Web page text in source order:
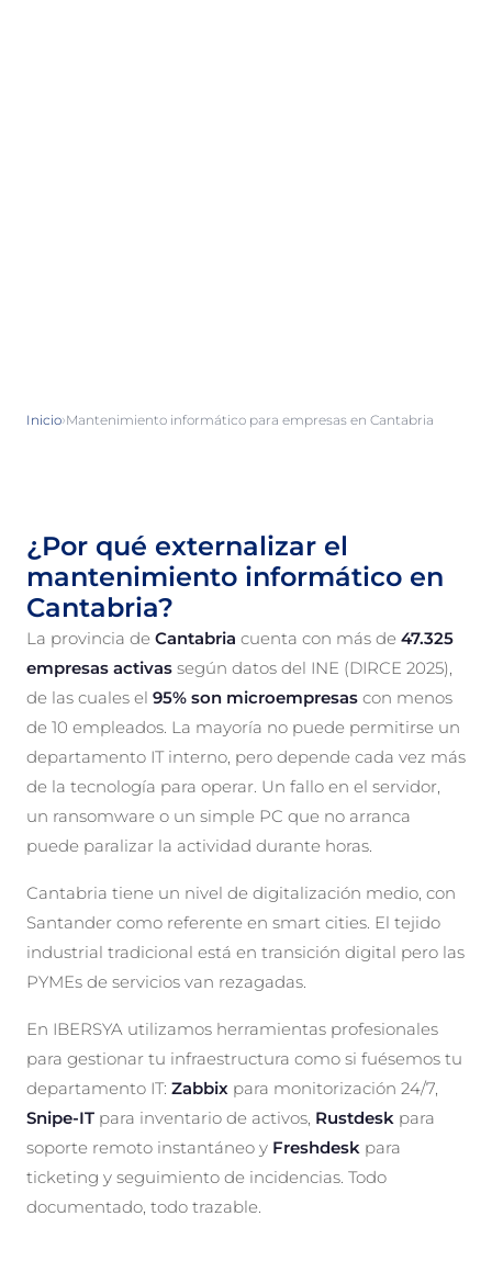
Inicio›Mantenimiento informático para empresas en Cantabria
¿Por qué externalizar el
mantenimiento informático en
Cantabria?
La provincia de Cantabria cuenta con más de 47.325
empresas activas según datos del INE (DIRCE 2025),
de las cuales el 95% son microempresas con menos
de 10 empleados. La mayoría no puede permitirse un
departamento IT interno, pero depende cada vez más
de la tecnología para operar. Un fallo en el servidor,
un ransomware o un simple PC que no arranca
puede paralizar la actividad durante horas.
Cantabria tiene un nivel de digitalización medio, con
Santander como referente en smart cities. El tejido
industrial tradicional está en transición digital pero las
PYMEs de servicios van rezagadas.
En IBERSYA utilizamos herramientas profesionales
para gestionar tu infraestructura como si fuésemos tu
departamento IT: Zabbix para monitorización 24/7,
Snipe-IT para inventario de activos, Rustdesk para
soporte remoto instantáneo y Freshdesk para
ticketing y seguimiento de incidencias. Todo
documentado, todo trazable.